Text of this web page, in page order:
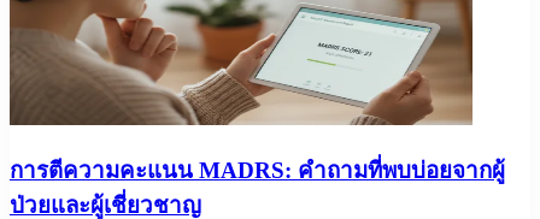
การตีความคะแนน MADRS: คำถามที่พบบ่อยจากผู้
ป่วยและผู้เชี่ยวชาญ